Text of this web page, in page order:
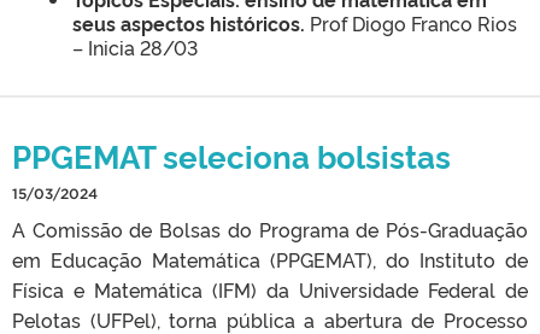
seus aspectos históricos. Prof Diogo Franco Rios
– Inicia 28/03
PPGEMAT seleciona bolsistas
15/03/2024
A Comissão de Bolsas do Programa de Pós-Graduação
em Educação Matemática (PPGEMAT), do Instituto de
Física e Matemática (IFM) da Universidade Federal de
Pelotas (UFPel), torna pública a abertura de Processo